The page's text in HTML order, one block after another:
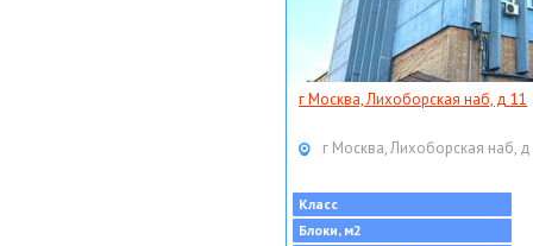
г Москва, Лихоборская наб, д 11
г Москва, Лихоборская наб,
Класс
Блоки, м2